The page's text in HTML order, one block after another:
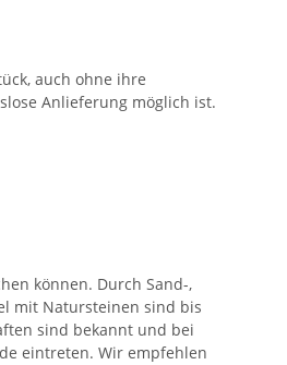
auch ohne ihre
Anlieferung möglich ist.
können. Durch Sand-,
mit Natursteinen sind bis
sind bekannt und bei
eintreten. Wir empfehlen